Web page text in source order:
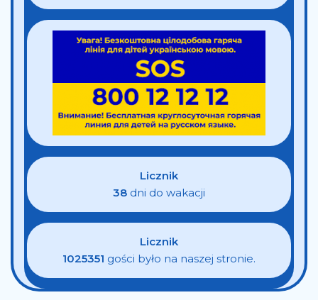
Licznik
38 dni do wakacji
Licznik
1025351 gości było na naszej stronie.